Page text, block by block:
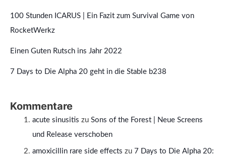
100 Stunden ICARUS | Ein Fazit zum Survival Game von
RocketWerkz
Einen Guten Rutsch ins Jahr 2022
7 Days to Die Alpha 20 geht in die Stable b238
Kommentare
acute sinusitis zu Sons of the Forest | Neue Screens
und Release verschoben
amoxicillin rare side effects zu 7 Days to Die Alpha 20: